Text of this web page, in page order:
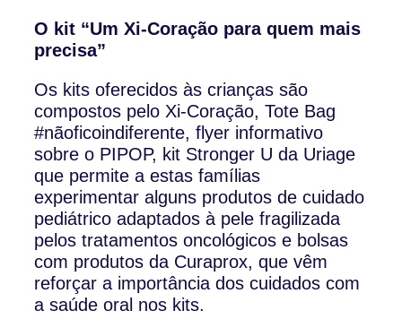
O kit “Um Xi-Coração para quem mais
precisa”
Os kits oferecidos às crianças são
compostos pelo Xi-Coração, Tote Bag
#nãoficoindiferente, flyer informativo
sobre o PIPOP, kit Stronger U da Uriage
que permite a estas famílias
experimentar alguns produtos de cuidado
pediátrico adaptados à pele fragilizada
pelos tratamentos oncológicos e bolsas
com produtos da Curaprox, que vêm
reforçar a importância dos cuidados com
a saúde oral nos kits.